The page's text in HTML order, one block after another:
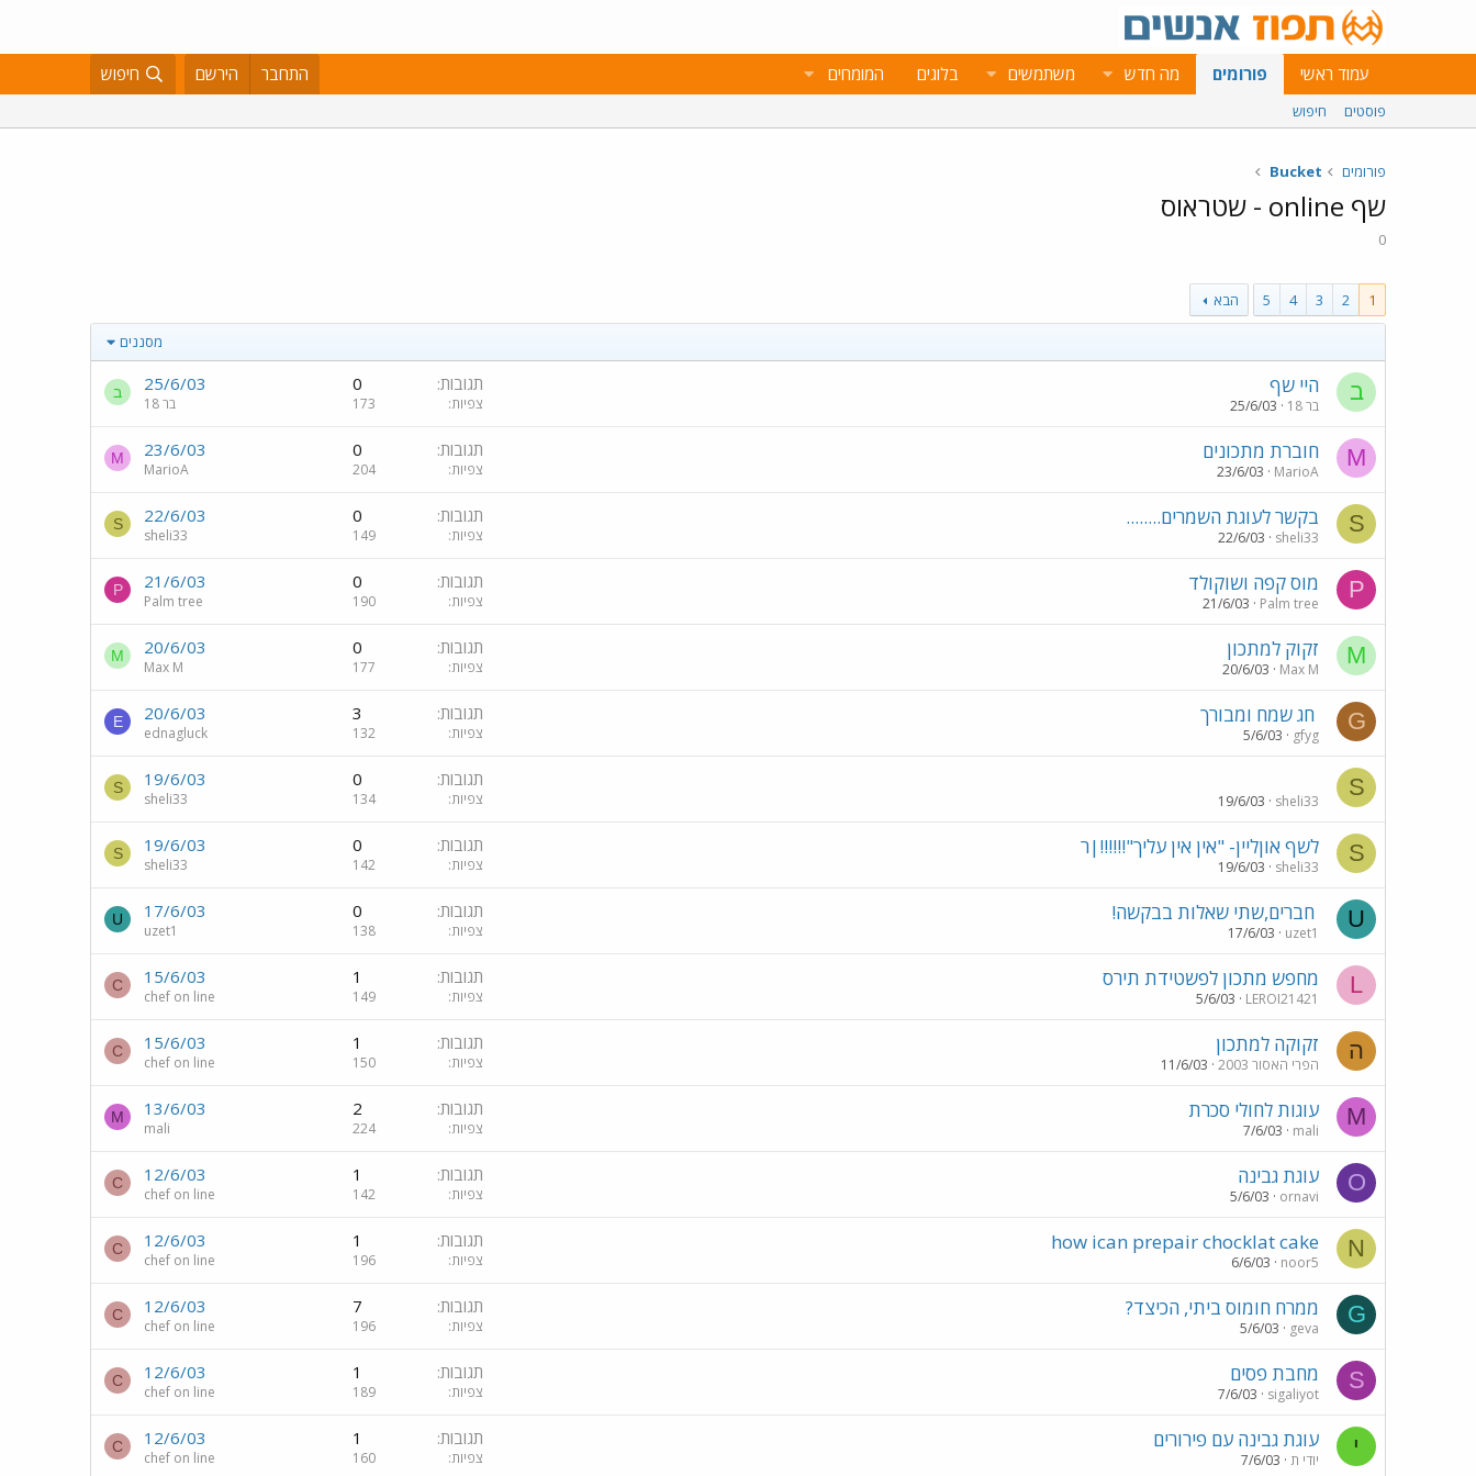
עמוד ראשי פורומים מה חדש משתמשים בלוגים המומחים התחבר הירשם חיפוש
פוסטים חיפוש
פורומים Bucket
שף online - שטראוס
0
1
2
3
4
5 הבא
מסננים
ב היי שף
בר 18 25/6/03
תגובות 0
צפיות 173
25/6/03
בר 18
ב
M חוברת מתכונים
MarioA
23/6/03
תגובות 0
צפיות 204
23/6/03
MarioA
M
S בקשר לעוגת השמרים........
sheli33
22/6/03
תגובות 0
צפיות 149
22/6/03
sheli33
S
P מוס קפה ושוקולד
Palm tree
21/6/03
תגובות 0
צפיות 190
21/6/03
Palm tree
P
M זקוק למתכון
Max M
20/6/03
תגובות 0
צפיות 177
20/6/03
Max M
M
G חג שמח ומבורך
gfyg
5/6/03
תגובות 3
צפיות 132
20/6/03
ednagluck
E
S
sheli33
19/6/03
תגובות 0
צפיות 134
19/6/03
sheli33
S
S לשף אוןליין- "אין אין עליך"!!!!!!|ר
sheli33
19/6/03
תגובות 0
צפיות 142
19/6/03
sheli33
S
U חברים,שתי שאלות בבקשה!
uzet1
17/6/03
תגובות 0
צפיות 138
17/6/03
uzet1
U
L מחפש מתכון לפשטידת תירס
LEROI21421
5/6/03
תגובות 1
צפיות 149
15/6/03
chef on line
C
ה זקוקה למתכון
הפרי האסור 2003 11/6/03
תגובות 1
צפיות 150
15/6/03
chef on line
C
M עוגות לחולי סכרת
mali
7/6/03
תגובות 2
צפיות 224
13/6/03
mali
M
O עוגת גבינה
ornavi
5/6/03
תגובות 1
צפיות 142
12/6/03
chef on line
C
N
how ican prepair chocklat cake
noor5
6/6/03
תגובות 1
צפיות 196
12/6/03
chef on line
C
G ממרח חומוס ביתי, הכיצד?
geva
5/6/03
תגובות 7
צפיות 196
12/6/03
chef on line
C
S מחבת פסים
sigaliyot
7/6/03
תגובות 1
צפיות 189
12/6/03
chef on line
C
י עוגת גבינה עם פירורים
יודי ת 7/6/03
תגובות 1
צפיות 160
12/6/03
chef on line
C